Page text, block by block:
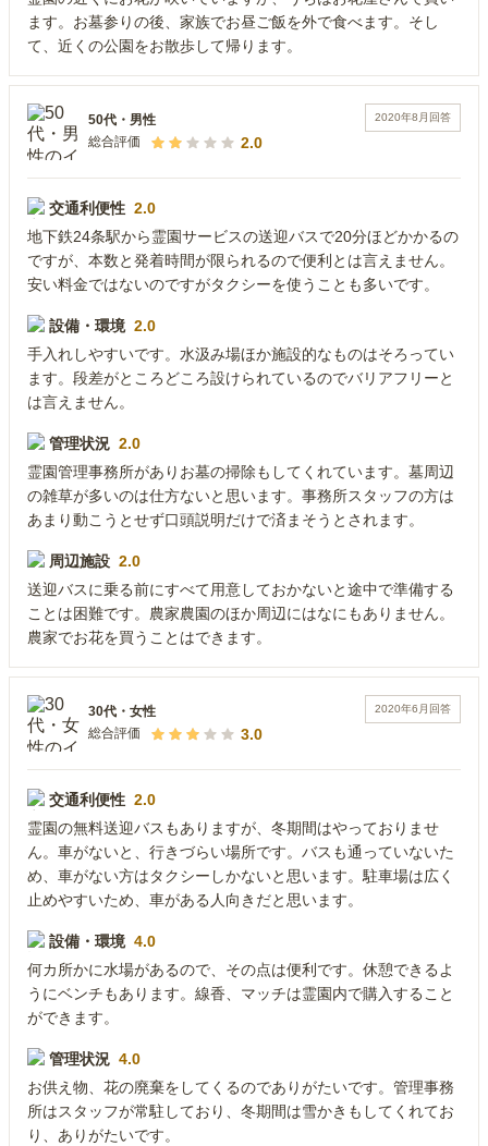
ます。お墓参りの後、家族でお昼ご飯を外で食べます。そし
て、近くの公園をお散歩して帰ります。
2020年8月 回答
50代 ・ 男性
総合評価
2.0
交通利便性 2.0
地下鉄24条駅から霊園サービスの送迎バスで20分ほどかかるの
ですが、本数と発着時間が限られるので便利とは言えません。
安い料金ではないのですがタクシーを使うことも多いです。
設備・環境 2.0
手入れしやすいです。水汲み場ほか施設的なものはそろってい
ます。段差がところどころ設けられているのでバリアフリーと
は言えません。
管理状況 2.0
霊園管理事務所がありお墓の掃除もしてくれています。墓周辺
の雑草が多いのは仕方ないと思います。事務所スタッフの方は
あまり動こうとせず口頭説明だけで済まそうとされます。
周辺施設 2.0
送迎バスに乗る前にすべて用意しておかないと途中で準備する
ことは困難です。農家農園のほか周辺にはなにもありません。
農家でお花を買うことはできます。
2020年6月 回答
30代 ・ 女性
総合評価
3.0
交通利便性 2.0
霊園の無料送迎バスもありますが、冬期間はやっておりませ
ん。車がないと、行きづらい場所です。バスも通っていないた
め、車がない方はタクシーしかないと思います。駐車場は広く
止めやすいため、車がある人向きだと思います。
設備・環境 4.0
何カ所かに水場があるので、その点は便利です。休憩できるよ
うにベンチもあります。線香、マッチは霊園内で購入すること
ができます。
管理状況 4.0
お供え物、花の廃棄をしてくるのでありがたいです。管理事務
所はスタッフが常駐しており、冬期間は雪かきもしてくれてお
り、ありがたいです。